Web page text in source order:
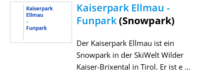
Kaiserpark Ellmau -
Funpark(Snowpark)
Der Kaiserpark Ellmau ist ein
Snowpark in der SkiWelt Wilder
Kaiser-Brixental in Tirol. Er ist e ...